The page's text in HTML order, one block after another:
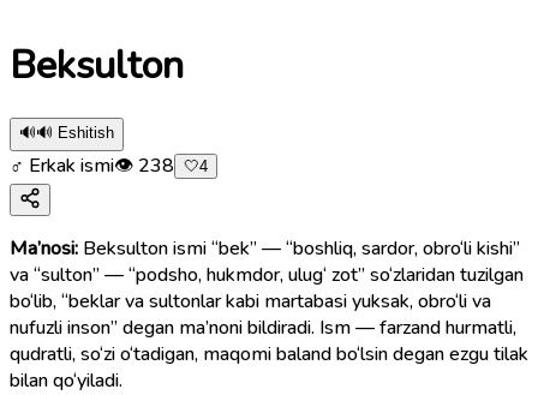
Beksulton
🔊🔊 Eshitish
♂ Erkak ismi👁 238 🤍4
Ma’nosi: Beksulton ismi “bek” — “boshliq, sardor, obro‘li kishi”
va “sulton” — “podsho, hukmdor, ulug‘ zot” so‘zlaridan tuzilgan
bo‘lib, “beklar va sultonlar kabi martabasi yuksak, obro‘li va
nufuzli inson” degan ma’noni bildiradi. Ism — farzand hurmatli,
qudratli, so‘zi o‘tadigan, maqomi baland bo‘lsin degan ezgu tilak
bilan qo‘yiladi.